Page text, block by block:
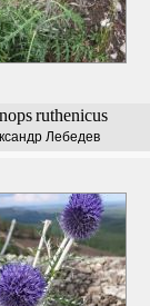
ruthenicus
Лебедев